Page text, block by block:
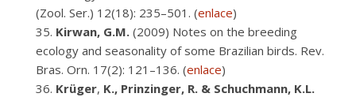
(Zool. Ser.) 12(18): 235–501. (enlace)
Kirwan, G.M. (2009) Notes on the breeding
ecology and seasonality of some Brazilian birds. Rev.
Bras. Orn. 17(2): 121–136. (enlace)
Krüger, K., Prinzinger, R. & Schuchmann, K.L.